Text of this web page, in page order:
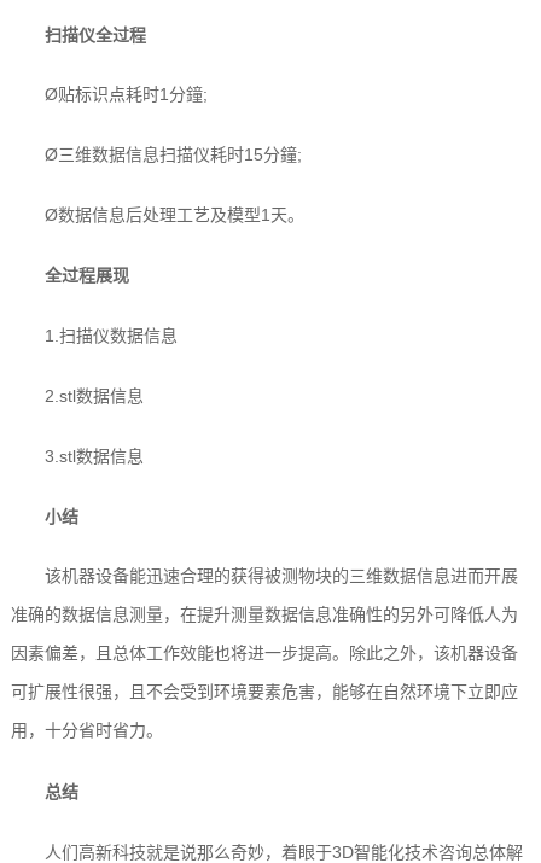
扫描仪全过程
Ø贴标识点耗时1分鐘;
Ø三维数据信息扫描仪耗时15分鐘;
Ø数据信息后处理工艺及模型1天。
全过程展现
1.扫描仪数据信息
2.stl数据信息
3.stl数据信息
小结
该机器设备能迅速合理的获得被测物块的三维数据信息进而开展
准确的数据信息测量，在提升测量数据信息准确性的另外可降低人为
因素偏差，且总体工作效能也将进一步提高。除此之外，该机器设备
可扩展性很强，且不会受到环境要素危害，能够在自然环境下立即应
用，十分省时省力。
总结
人们高新科技就是说那么奇妙，着眼于3D智能化技术咨询总体解